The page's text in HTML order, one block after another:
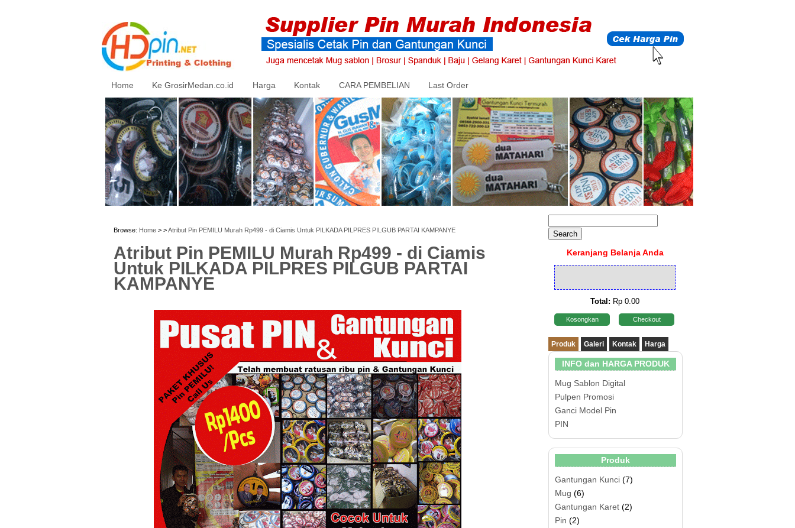
Home Ke GrosirMedan.co.id Harga Kontak CARA PEMBELIAN Last Order
Browse: Home > >Atribut Pin PEMILU Murah Rp499 - di Ciamis Untuk PILKADA PILPRES PILGUB PARTAI KAMPANYE
Atribut Pin PEMILU Murah Rp499 - di Ciamis
Untuk PILKADA PILPRES PILGUB PARTAI
KAMPANYE
Keranjang Belanja Anda
Total: Rp 0.00
Kosongkan Checkout
Produk Galeri Kontak Harga
INFO dan HARGA PRODUK
Mug Sablon Digital
Pulpen Promosi
Ganci Model Pin
PIN
Produk
Gantungan Kunci (7)
Mug (6)
Gantungan Karet (2)
Pin (2)